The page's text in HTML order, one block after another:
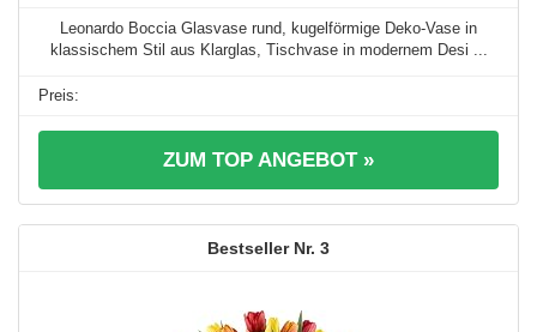
Leonardo Boccia Glasvase rund, kugelförmige Deko-Vase in
klassischem Stil aus Klarglas, Tischvase in modernem Desi ...
ZUM TOP ANGEBOT »
3